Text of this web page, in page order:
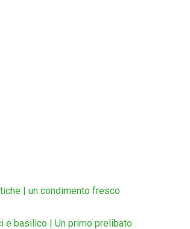
| un condimento fresco
e basilico | Un primo prelibato